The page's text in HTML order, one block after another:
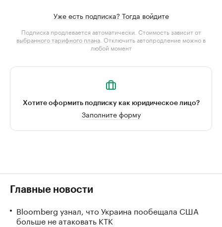
Уже есть подписка? Тогда войдите
Подписка продлевается автоматически. Стоимость зависит от
выбранного тарифного плана . Отключить автопродление можно в
любой момент
Хотите оформить подписку как юридическое лицо?
Заполните форму
Главные новости
Bloomberg узнал, что Украина пообещала США
больше не атаковать КТК